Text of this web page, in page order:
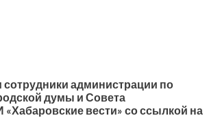
администрации по
думы и Совета
вести» со ссылкой на